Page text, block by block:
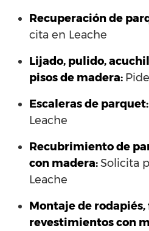
Recuperación de
cita en Leache
Lijado, pulido,
pisos de madera:
Escaleras de parquet:
Leache
Recubrimiento de
con madera:Solicita
Leache
Montaje de rodapiés,
revestimientos con